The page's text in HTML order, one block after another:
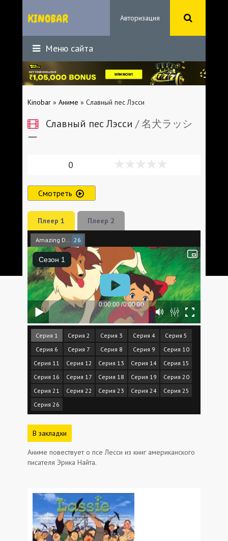
Авторизация
Меню сайта
Kinobar » Аниме » Славный пес Лэсси
Славный пес Лэсси / 名犬ラッシ
ー
0
Смотреть
Плеер 1 Плеер 2
26
Серия 1 Серия 2 Серия 3 Серия 4
Серия 5
Серия 6
Серия 7 Серия 8 Серия 9
Серия 10
Серия 11
Серия 12 Серия 13 Серия 14
Серия 15
Серия 16
Серия 17 Серия 18 Серия 19
Серия 20
Серия 21
Серия 22 Серия 23 Серия 24
Серия 25
Серия 26
В закладки
Аниме повествует о псе Лесси из книг американского
писателя Эрика Найта.